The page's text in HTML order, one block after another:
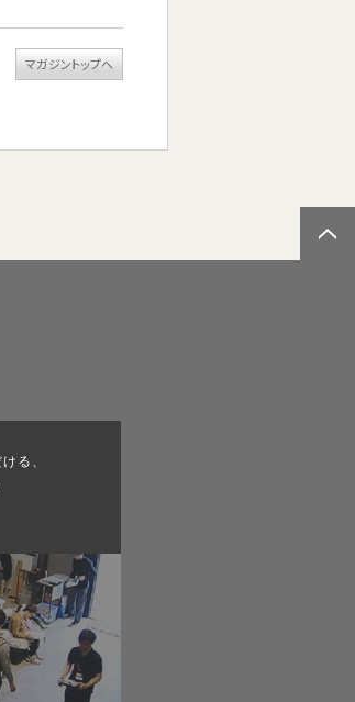
マガジントップへ
る、